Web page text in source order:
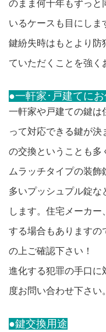
のまま何十年もずっと
いるケースも目にしま
鍵紛失時はもとより防
ていただくことを強く
●一軒家･戸建てに
一軒家や戸建ての鍵は
って対応できる鍵が
の交換ということも多
ムラッチタイプの装
多いプッシュプル錠な
します。住宅メーカ
する場合もありますの
の上ご確認下さい！
進化する犯罪の手口に
度お問い合わせ下さい。
●鍵交換用途